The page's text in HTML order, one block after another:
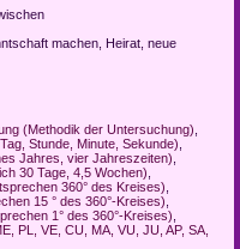
machen, Heirat, neue
(Methodik der Untersuchung)
Stunde, Minute, Sekunde)
Jahres, vier Jahreszeiten)
30 Tage, 4,5 Wochen)
360° des Kreises)
15 ° des 360°-Kreises)
1° des 360°-Kreises)
PL, VE, CU, MA, VU, JU, AP, SA,